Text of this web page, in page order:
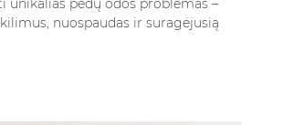
unikalias pėdų odos problemas –
nuospaudas ir suragėjusią